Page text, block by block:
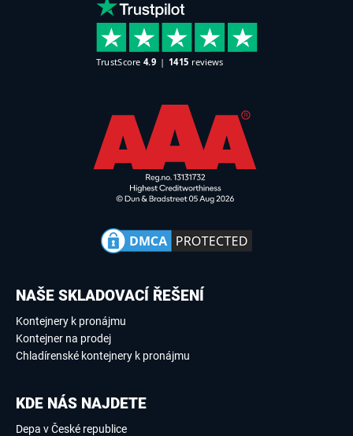
NAŠE SKLADOVACÍ ŘEŠENÍ
Kontejnery k pronájmu
Kontejner na prodej
Chladírenské kontejnery k pronájmu
KDE NÁS NAJDETE
Depa v České republice